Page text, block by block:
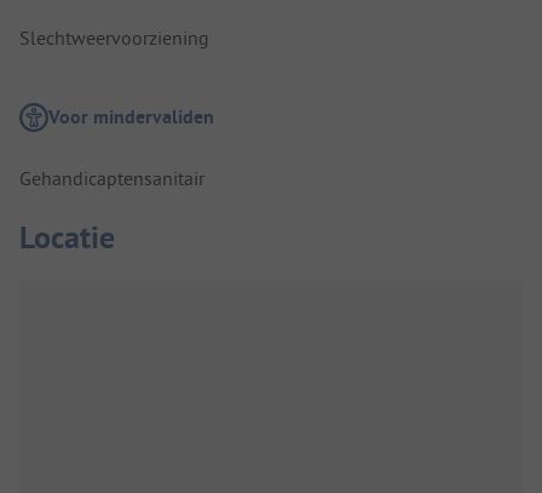
Slechtweervoorziening
Voor mindervaliden
Gehandicaptensanitair
Locatie